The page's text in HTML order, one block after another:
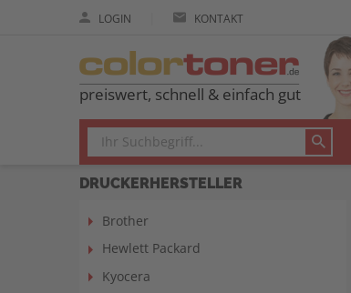
LOGIN KONTAKT
preiswert, schnell & einfach gut
DRUCKERHERSTELLER
Brother
Hewlett Packard
Kyocera